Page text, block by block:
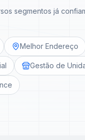
segmentos já
Melhor Endereço
Gestão de